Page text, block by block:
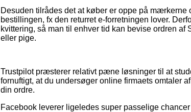
Desuden tilrådes det at køber er oppe på
bestillingen, fx den returret e-forretningen lover.
kvittering, så man til enhver tid kan bevise ordren
eller pige.
Trustpilot præsterer relativt pæne løsninger til at
fornuftigt, at du undersøger online firmaets omtaler
din ordre.
Facebook leverer ligeledes super passelige